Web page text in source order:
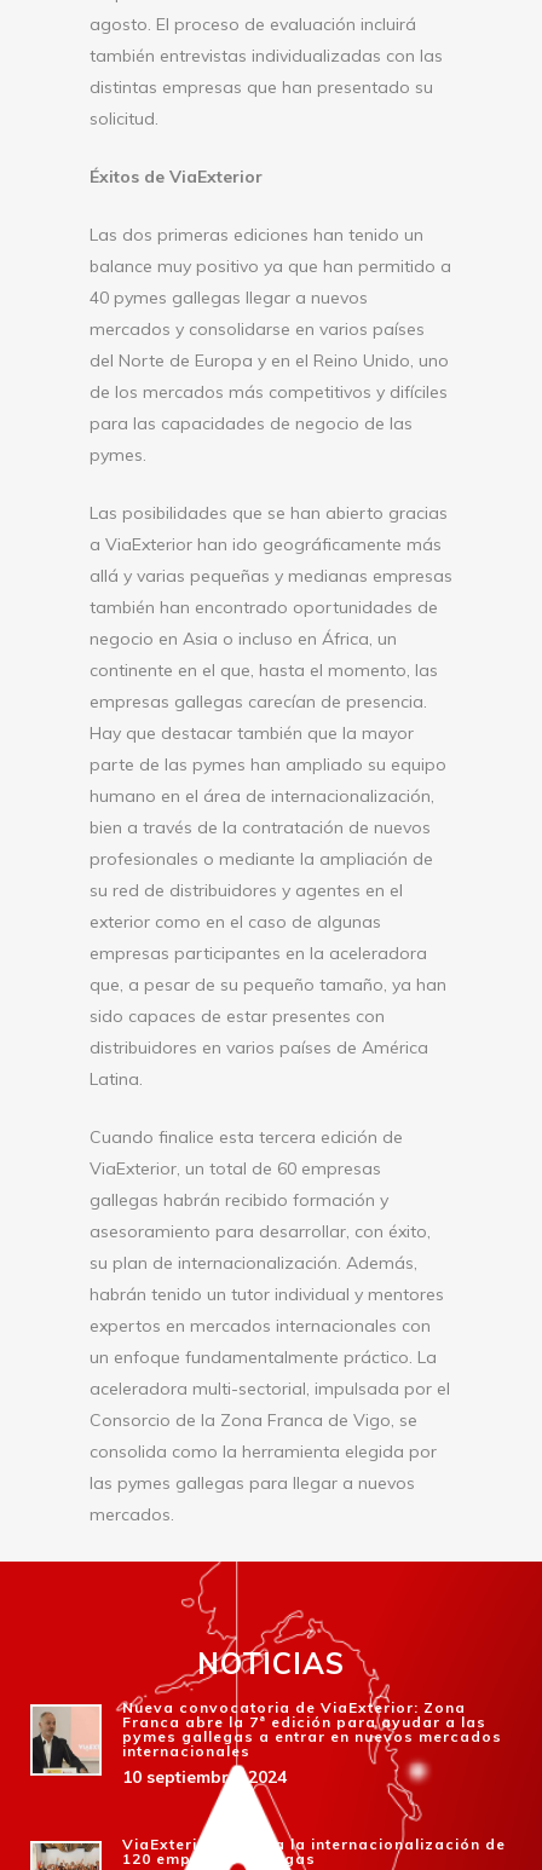
agosto. El proceso de evaluación incluirá
también entrevistas individualizadas con las
distintas empresas que han presentado su
solicitud.
Éxitos de ViaExterior
Las dos primeras ediciones han tenido un
balance muy positivo ya que han permitido a
40 pymes gallegas llegar a nuevos
mercados y consolidarse en varios países
del Norte de Europa y en el Reino Unido, uno
de los mercados más competitivos y difíciles
para las capacidades de negocio de las
pymes.
Las posibilidades que se han abierto gracias
a ViaExterior han ido geográficamente más
allá y varias pequeñas y medianas empresas
también han encontrado oportunidades de
negocio en Asia o incluso en África, un
continente en el que, hasta el momento, las
empresas gallegas carecían de presencia.
Hay que destacar también que la mayor
parte de las pymes han ampliado su equipo
humano en el área de internacionalización,
bien a través de la contratación de nuevos
profesionales o mediante la ampliación de
su red de distribuidores y agentes en el
exterior como en el caso de algunas
empresas participantes en la aceleradora
que, a pesar de su pequeño tamaño, ya han
sido capaces de estar presentes con
distribuidores en varios países de América
Latina.
Cuando finalice esta tercera edición de
ViaExterior, un total de 60 empresas
gallegas habrán recibido formación y
asesoramiento para desarrollar, con éxito,
su plan de internacionalización. Además,
habrán tenido un tutor individual y mentores
expertos en mercados internacionales con
un enfoque fundamentalmente práctico. La
aceleradora multi-sectorial, impulsada por el
Consorcio de la Zona Franca de Vigo, se
consolida como la herramienta elegida por
las pymes gallegas para llegar a nuevos
mercados.
NOTICIAS
Nueva convocatoria de ViaExterior: Zona
Franca abre la 7ª edición para ayudar a las
pymes gallegas a entrar en nuevos mercados
internacionales
10 septiembre, 2024
ViaExterior impulsa la internacionalización de
120 empresas gallegas